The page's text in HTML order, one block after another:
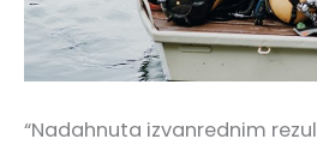
“Nadahnuta izvanrednim